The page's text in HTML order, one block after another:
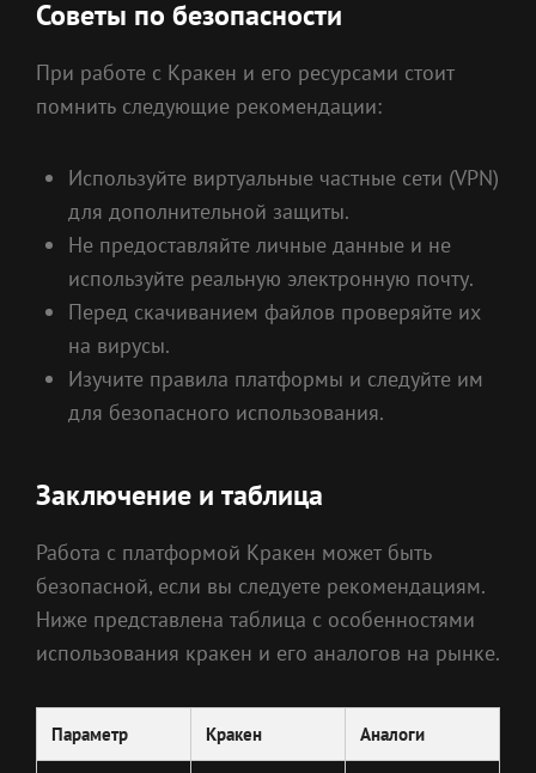
Советы по безопасности
При работе с Кракен и его ресурсами стоит
помнить следующие рекомендации:
Используйте виртуальные частные сети (VPN)
для дополнительной защиты.
Не предоставляйте личные данные и не
используйте реальную электронную почту.
Перед скачиванием файлов проверяйте их
на вирусы.
Изучите правила платформы и следуйте им
для безопасного использования.
Заключение и таблица
Работа с платформой Кракен может быть
безопасной, если вы следуете рекомендациям.
Ниже представлена таблица с особенностями
использования кракен и его аналогов на рынке.
Параметр Кракен Аналоги